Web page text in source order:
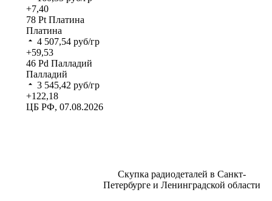
+7,40
78 Pt Платина
Платина
4 507,54 руб/гр
+59,53
46 Pd Палладий
Палладий
3 545,42 руб/гр
+122,18
ЦБ РФ, 07.08.2026
Скупка радиодеталей в Санкт-
Петербурге и Ленинградской области